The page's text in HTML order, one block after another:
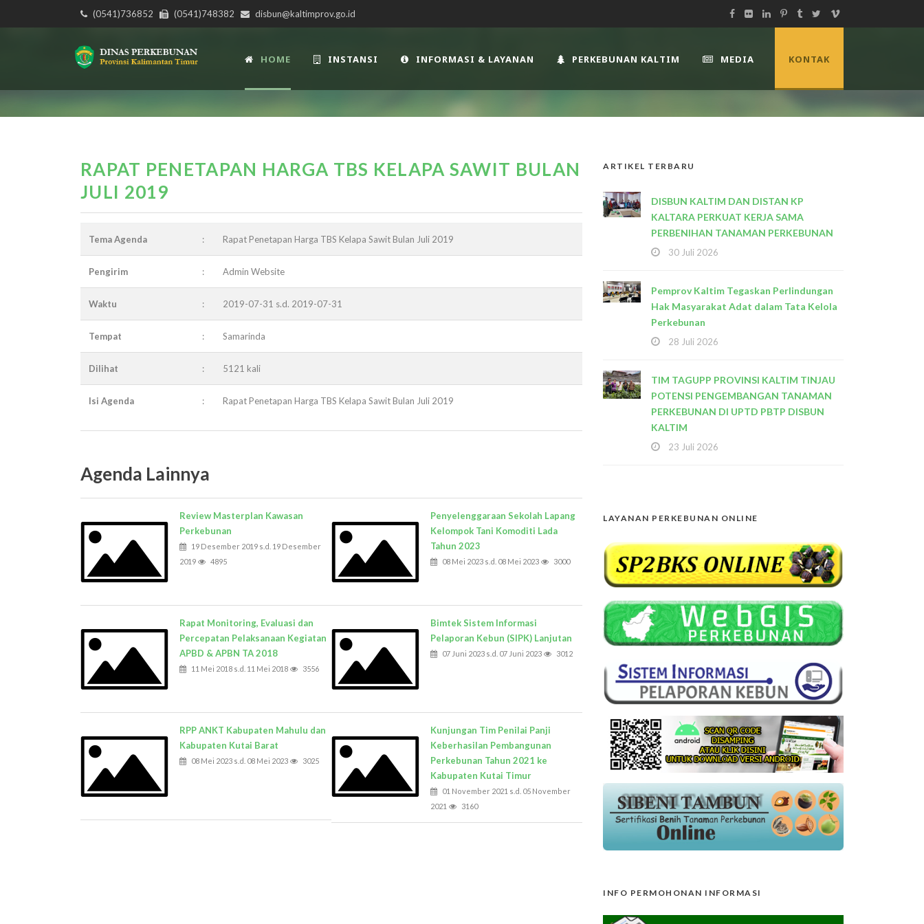
(0541)736852 (0541)748382 disbun@kaltimprov.go.id
HOME INSTANSI INFORMASI & LAYANAN PERKEBUNAN KALTIM MEDIA KONTAK
RAPAT PENETAPAN HARGA TBS KELAPA SAWIT BULAN
JULI 2019
Tema Agenda : Rapat Penetapan Harga TBS Kelapa Sawit Bulan Juli 2019
Pengirim : Admin Website
Waktu : 2019-07-31 s.d. 2019-07-31
Tempat : Samarinda
Dilihat : 5121 kali
Isi Agenda : Rapat Penetapan Harga TBS Kelapa Sawit Bulan Juli 2019
Agenda Lainnya
Review Masterplan Kawasan
Perkebunan
19 Desember 2019 s.d. 19 Desember
2019
4895
Rapat Monitoring, Evaluasi dan
Percepatan Pelaksanaan Kegiatan
APBD & APBN TA 2018
11 Mei 2018 s.d. 11 Mei 2018 3556
RPP ANKT Kabupaten Mahulu dan
Kabupaten Kutai Barat
08 Mei 2023 s.d. 08 Mei 2023 3025
Penyelenggaraan Sekolah Lapang
Kelompok Tani Komoditi Lada
Tahun 2023
08 Mei 2023 s.d. 08 Mei 2023 3000
Bimtek Sistem Informasi
Pelaporan Kebun (SIPK) Lanjutan
07 Juni 2023 s.d. 07 Juni 2023 3012
Kunjungan Tim Penilai Panji
Keberhasilan Pembangunan
Perkebunan Tahun 2021 ke
Kabupaten Kutai Timur
01 November 2021 s.d. 05 November
2021
3160
ARTIKEL TERBARU
DISBUN KALTIM DAN DISTAN KP
KALTARA PERKUAT KERJA SAMA
PERBENIHAN TANAMAN PERKEBUNAN
30 Juli 2026
Pemprov Kaltim Tegaskan Perlindungan
Hak Masyarakat Adat dalam Tata Kelola
Perkebunan
28 Juli 2026
TIM TAGUPP PROVINSI KALTIM TINJAU
POTENSI PENGEMBANGAN TANAMAN
PERKEBUNAN DI UPTD PBTP DISBUN
KALTIM
23 Juli 2026
LAYANAN PERKEBUNAN ONLINE
INFO PERMOHONAN INFORMASI